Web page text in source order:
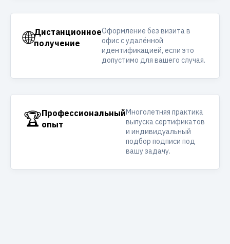
🌐Дистанционное
получение
Оформление без визита в
офис с удалённой
идентификацией, если это
допустимо для вашего случая.
🏆Профессиональный
опыт
Многолетняя практика
выпуска сертификатов
и индивидуальный
подбор подписи под
вашу задачу.